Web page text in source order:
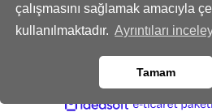
çalışmasını sağlamak amacıyla
kullanılmaktadır. Ayrıntıları
Tamam
Tüm kredi kartı bilgileriniz 256bit SSL
Genispencere.com Tüm Hakları Saklıdır.
ideasoft